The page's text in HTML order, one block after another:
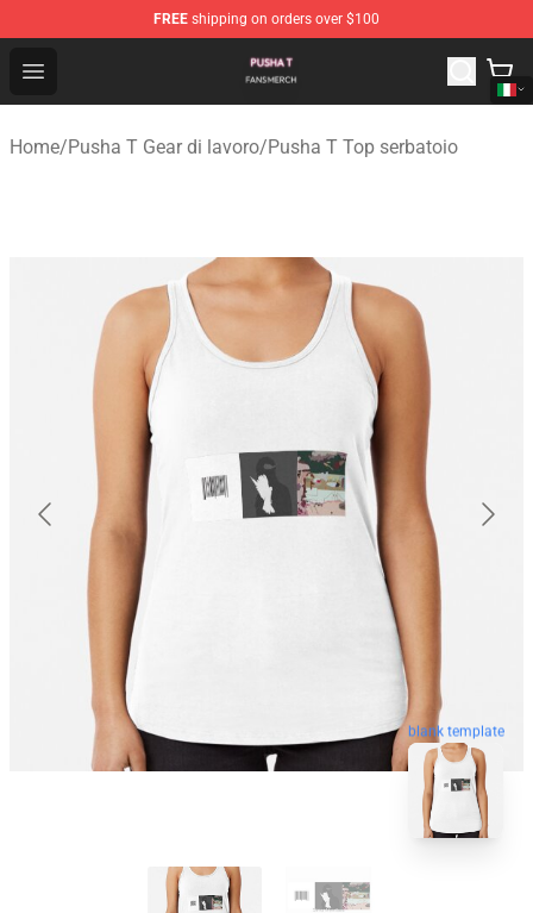
FREE shipping on orders over $100
Open menu
Pusha T Shop - Official Pusha T Merchandise Store
Home/Pusha T Gear di lavoro/Pusha T Top serbatoio
blank template